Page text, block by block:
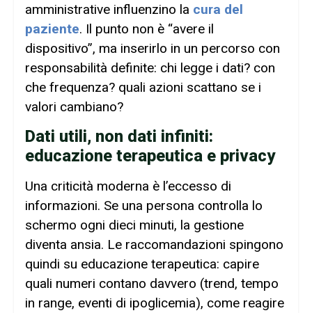
amministrative influenzino la cura del
paziente. Il punto non è “avere il
dispositivo”, ma inserirlo in un percorso con
responsabilità definite: chi legge i dati? con
che frequenza? quali azioni scattano se i
valori cambiano?
Dati utili, non dati infiniti:
educazione terapeutica e privacy
Una criticità moderna è l’eccesso di
informazioni. Se una persona controlla lo
schermo ogni dieci minuti, la gestione
diventa ansia. Le raccomandazioni spingono
quindi su educazione terapeutica: capire
quali numeri contano davvero (trend, tempo
in range, eventi di ipoglicemia), come reagire